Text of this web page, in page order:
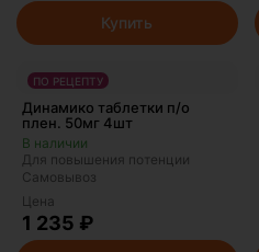
Купить
ПО РЕЦЕПТУ
Динамико таблетки п/о
плен. 50мг 4шт
Для повышения потенции
Самовывоз
Цена
1 235 ₽